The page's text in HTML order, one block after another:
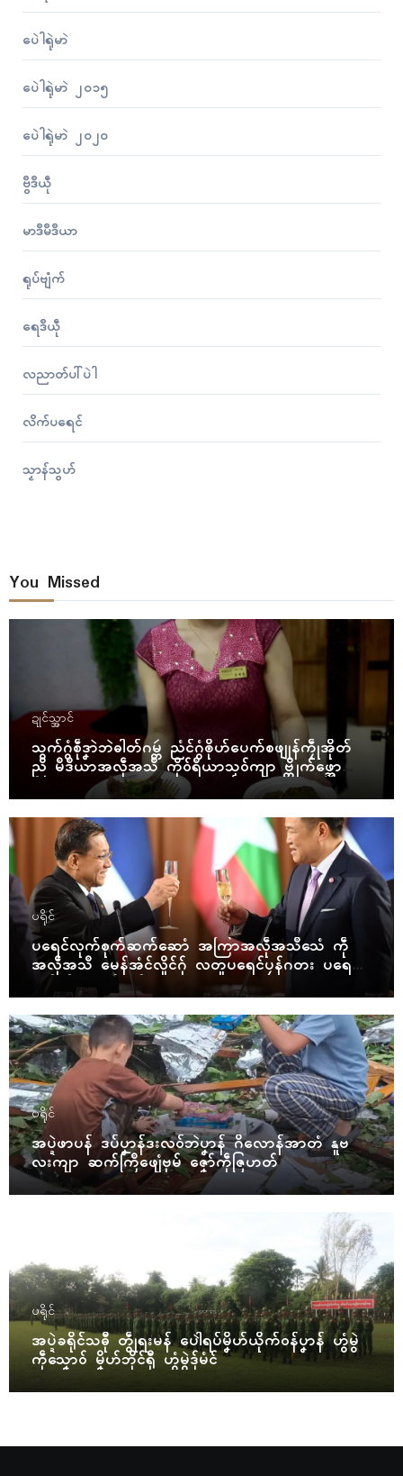
ပေဲါရုဲမာဲ
ပေဲါရုဲမာဲ ၂၀၁၅
ပေဲါရုဲမာဲ ၂၀၂၀
ဗွဳဒဳယဵု
မာဒဳမဳဒဳယာ
ရုပ်ဗျံက်
ရေဒဳယဵု
လညာတ်ပါ်ပဲါ
လိက်ပရေၚ်
သၟာန်သွဟ်
You Missed
ဍုၚ်သ္အာၚ်
သွက်ဂွံစဵုဒၞာဲဘဲဓါတ်ဂမ္တဴ ညံၚ်ဂွံၜိုဟ်ပေက်စဖျုန်ကၠဵုအိုတ်
ညိ မဳဒဳယာအလဵုအသဳ ကိုဝ်ရဳယာသၟဝ်ကျာ ဗ္တိုက်ဖ္အော
ပရိုၚ်
ပရေၚ်လုက်စုက်ဆက်ဆောံ အကြာအလဵုအသဳသေံ ကဵု
အလဵုအသဳ မေန်အံၚ်လှိုၚ်ဂှ် လတူပရေၚ်ပၠန်ဂတး ပရေၚ်ဇီု
ကပိုက် နွံကၠုၚ်မာန်ဟာ
ပရိုၚ်
အပ္ဍဲဖာပန် ဒပ်ပၞာန်ဒးလဝ်ဘဲပၞာန် ဂိလောန်အာတံ နူဗ
လးကျာ ဆက်ကြဳဖျေံဗုမ် ဇၞော်ကဵုဇြဟတ်
ပရိုၚ်
အပ္ဍဲခရိုၚ်သဓီု တွဵုရးမန် ပေါဲရပ်မၞိဟ်ယိုက်ဝန်ပၞာန် ဟွံမွဲ
ကဵုသၞောဝ် မၞိဟ်ဘိုၚ်ရီု ဟွံမွဲဒှ်မံၚ်